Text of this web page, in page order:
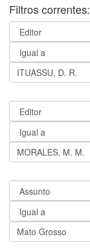
Filtros correntes: